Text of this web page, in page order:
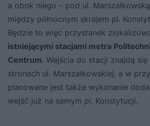
a obok niego – pod ul.
między północnym skrajem pl.
Będzie to więc przystanek
istniejącymi stacjami metra
Centrum. Wejścia do stacji znajdą
stronach ul. Marszałkowskiej, a w
planowane jest także wykonanie
wejść już na samym pl. Konstytucji.